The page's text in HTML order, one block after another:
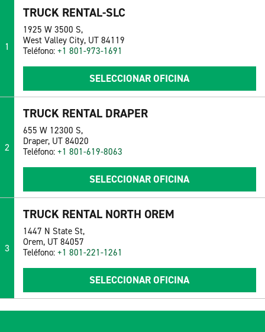
1
TRUCK RENTAL-SLC
1925 W 3500 S,
West Valley City, UT 84119
Teléfono: +1 801-973-1691
SELECCIONAR OFICINA
2
TRUCK RENTAL DRAPER
655 W 12300 S,
Draper, UT 84020
Teléfono: +1 801-619-8063
SELECCIONAR OFICINA
3
TRUCK RENTAL NORTH OREM
1447 N State St,
Orem, UT 84057
Teléfono: +1 801-221-1261
SELECCIONAR OFICINA